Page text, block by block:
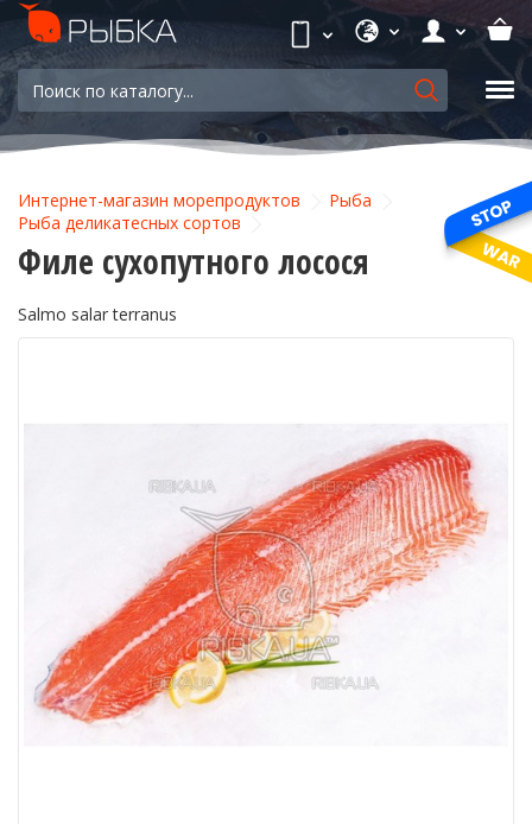
Интернет-магазин морепродуктов
Рыба
Рыба деликатесных сортов
Филе сухопутного лосося
Salmo salar terranus